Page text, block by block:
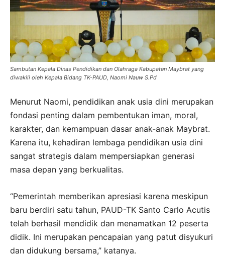
Sambutan Kepala Dinas Pendidikan dan Olahraga Kabupaten Maybrat yang
diwakili oleh Kepala Bidang TK-PAUD, Naomi Nauw S.Pd
Menurut Naomi, pendidikan anak usia dini merupakan
fondasi penting dalam pembentukan iman, moral,
karakter, dan kemampuan dasar anak-anak Maybrat.
Karena itu, kehadiran lembaga pendidikan usia dini
sangat strategis dalam mempersiapkan generasi
masa depan yang berkualitas.
“Pemerintah memberikan apresiasi karena meskipun
baru berdiri satu tahun, PAUD-TK Santo Carlo Acutis
telah berhasil mendidik dan menamatkan 12 peserta
didik. Ini merupakan pencapaian yang patut disyukuri
dan didukung bersama,” katanya.